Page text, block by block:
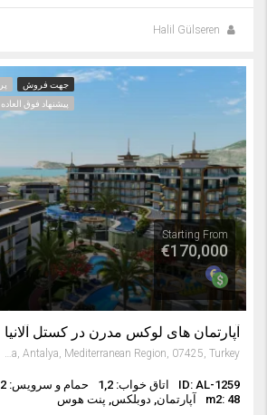
Halil Gülseren
جهت فروش
پیشنهاد فوق العاده
Starting From
€170,000
آپارتمان های لوکس مدرن در کستل آلانیا
ID: AL-1259 اتاق خواب: 1,2
حمام و سرویس: 1,2
m2: 48
آپارتمان, دوبلکس, پنت هوس